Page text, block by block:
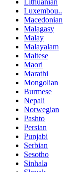
Lithuanian
Luxembou..
Macedonian
Malagasy
Malay
Malayalam
Maltese
Maori
Marathi
Mongolian
Burmese
Nepali
Norwegian
Pashto
Persian
Punjabi
Serbian
Sesotho
Sinhala